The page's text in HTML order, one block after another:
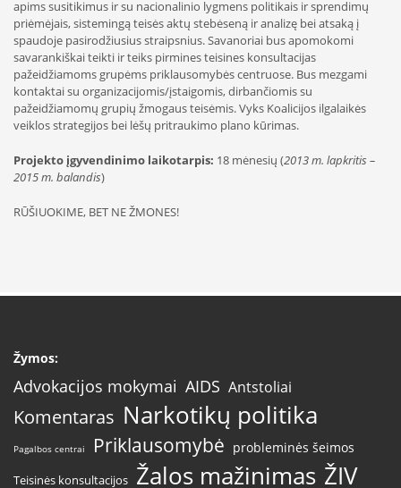
apims susitikimus ir su nacionalinio lygmens politikais ir sprendimų
priėmėjais, sistemingą teisės aktų stebėseną ir analizę bei atsaką į
spaudoje pasirodžiusius straipsnius. Savanoriai bus apomokomi
savarankiškai teikti ir teiks pirmines teisines konsultacijas
pažeidžiamoms grupėms priklausomybės centruose. Bus mezgami
kontaktai su organizacijomis/įstaigomis, dirbančiomis su
pažeidžiamomų grupių žmogaus teisėmis. Vyks Koalicijos ilgalaikės
veiklos strategijos bei lėšų pritraukimo plano kūrimas.
Projekto įgyvendinimo laikotarpis: 18 mėnesių (2013 m. lapkritis –
2015 m. balandis)
RŪŠIUOKIME, BET NE ŽMONES!
Žymos:
Advokacijos mokymai AIDS Antstoliai
Komentaras Narkotikų politika
Pagalbos centrai Priklausomybė probleminės šeimos
Teisinės konsultacijos Žalos mažinimas ŽIV